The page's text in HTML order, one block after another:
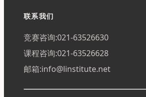
联系我们
竞赛咨询:021-63526630
课程咨询:021-63526628
邮箱:info@linstitute.net